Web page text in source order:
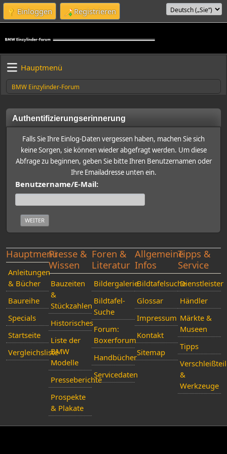
Einloggen Registrieren
Hauptmenü
BMW Einzylinder-Forum
Authentifizierungserinnerung
Falls Sie Ihre Einlog-Daten vergessen haben, machen Sie sich
keine Sorgen, sie können wieder abgefragt werden. Um diese
Abfrage zu beginnen, geben Sie bitte Ihren Benutzernamen oder
Ihre Emailadresse unten ein.
Benutzername/E-Mail:
Hauptmenü
Anleitungen
& Bücher
Baureihe
Specials
Startseite
Vergleichsliste
Presse &
Wissen
Bauzeiten
&
Stückzahlen
Historisches
Liste der
BMW
Modelle
Presseberichte
Prospekte
& Plakate
Foren &
Literatur
Bildergalerie
Bildtafel-
Suche
Forum:
Boxerforum
Handbücher
Servicedaten
Allgemeine
Infos
Bildtafelsuche
Glossar
Impressum
Kontakt
Sitemap
Tipps &
Service
Dienstleister
Händler
Märkte &
Museen
Tipps
&
Werkzeuge